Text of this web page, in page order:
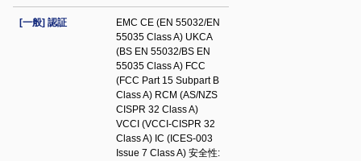
[一般] 認証
EMC CE (EN 55032/EN
55035 Class A) UKCA
(BS EN 55032/BS EN
55035 Class A) FCC
(FCC Part 15 Subpart B
Class A) RCM (AS/NZS
CISPR 32 Class A)
VCCI (VCCI-CISPR 32
Class A) IC (ICES-003
Issue 7 Class A) 安全性: